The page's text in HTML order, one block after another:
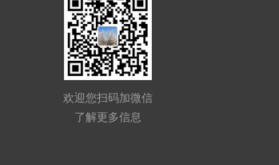
欢迎您扫码加微信
了解更多信息